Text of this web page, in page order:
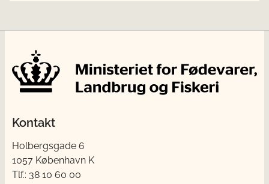
Kontakt
Holbergsgade 6
1057 København K
Tlf.: 38 10 60 00